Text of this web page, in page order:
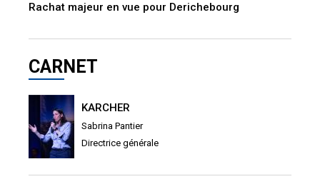
Rachat majeur en vue pour Derichebourg
CARNET
KARCHER
Sabrina Pantier
Directrice générale